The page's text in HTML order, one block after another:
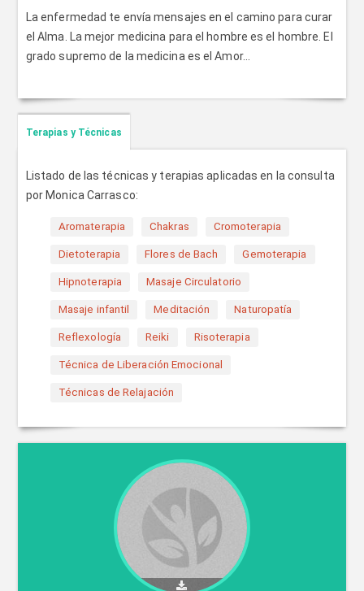
La enfermedad te envía mensajes en el camino para curar
el Alma. La mejor medicina para el hombre es el hombre. El
grado supremo de la medicina es el Amor...
Terapias y Técnicas
Listado de las técnicas y terapias aplicadas en la consulta
por Monica Carrasco:
Aromaterapia Chakras Cromoterapia
Dietoterapia Flores de Bach Gemoterapia
Hipnoterapia Masaje Circulatorio
Masaje infantil Meditación Naturopatía
Reflexología Reiki Risoterapia
Técnica de Liberación Emocional
Técnicas de Relajación